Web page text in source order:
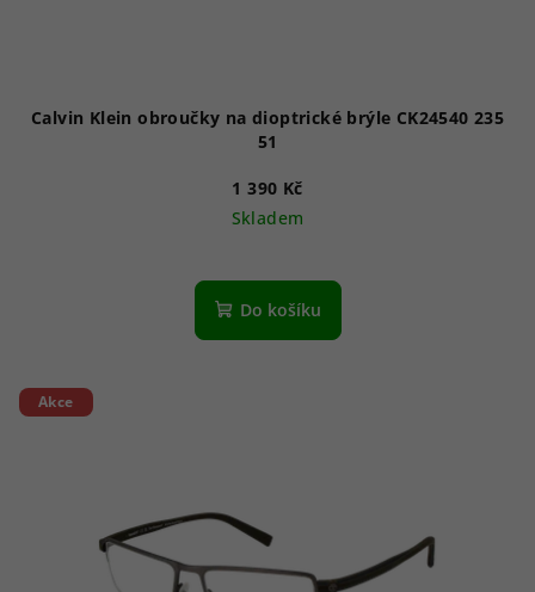
Calvin Klein obroučky na dioptrické brýle CK24540 235
51
1 390 Kč
Skladem
Do košíku
Akce